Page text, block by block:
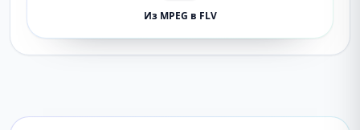
Из MPEG в FLV